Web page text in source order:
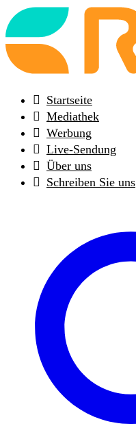
Back
to
frontpage
Startseite
Mediathek
Werbung
Live-Sendung
Über uns
Schreiben Sie uns